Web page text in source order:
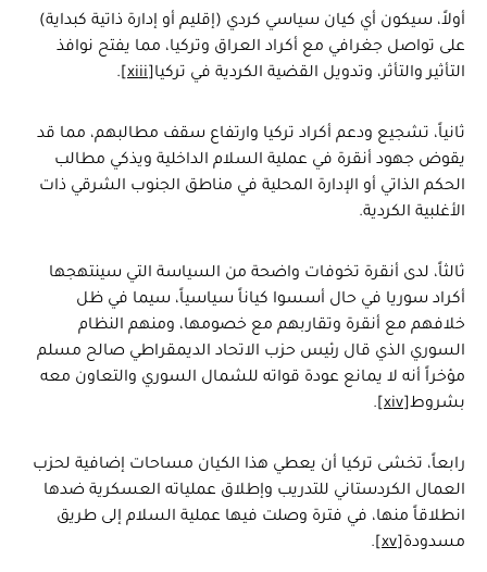
أولاً، سيكون أي كيان سياسي كردي (إقليم أو إدارة ذاتية كبداية)
على تواصل جغرافي مع أكراد العراق وتركيا، مما يفتح نوافذ
التأثير والتأثر، وتدويل القضية الكردية في تركيا[xiii]
.
ثانياً، تشجيع ودعم أكراد تركيا وارتفاع سقف مطالبهم، مما قد
يقوض جهود أنقرة في عملية السلام الداخلية ويذكي مطالب
الحكم الذاتي أو الإدارة المحلية في مناطق الجنوب الشرقي ذات
الأغلبية الكردية.
ثالثاً، لدى أنقرة تخوفات واضحة من السياسة التي سينتهجها
أكراد سوريا في حال أسسوا كياناً سياسياً، سيما في ظل
خلافهم مع أنقرة وتقاربهم مع خصومها، ومنهم النظام
السوري الذي قال رئيس حزب الاتحاد الديمقراطي صالح مسلم
مؤخراً أنه لا يمانع عودة قواته للشمال السوري والتعاون معه
بشروط[xiv]
.
رابعاً، تخشى تركيا أن يعطي هذا الكيان مساحات إضافية لحزب
العمال الكردستاني للتدريب وإطلاق عملياته العسكرية ضدها
انطلاقاً منها، في فترة وصلت فيها عملية السلام إلى طريق
مسدودة[xv]
.